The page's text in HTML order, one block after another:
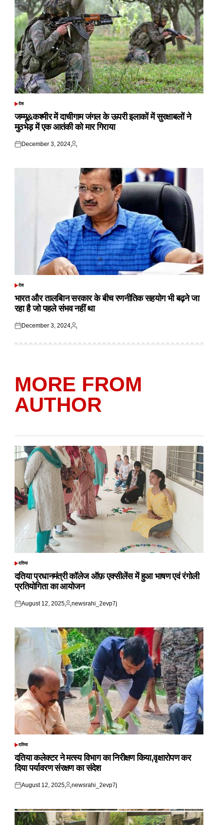
POSTED
देश
जम्मू&कश्मीर में दाचीगाम जंगल के ऊपरी इलाकों में सुरक्षाबलों ने
मुठभेड़ में एक आतंकी को मार गिराया
Posted
December 3, 2024
Posted
POSTED
देश
भारत और तालबिान सरकार के बीच रणनीतिक सहयोग भी बढ़ने जा
रहा है जो पहले संभव नहीं था
Posted
December 3, 2024
Posted
MORE FROM
AUTHOR
POSTED
दतिया
दतिया प्रधानमंत्री कॉलेज ऑफ़ एक्सीलेंस में हुआ भाषण एवं रंगोली
प्रतियोगिता का आयोजन
Posted
August 12, 2025
Posted
newsrahi_2evp7j
POSTED
दतिया
दतिया कलेक्टर ने मत्स्य विभाग का निरीक्षण किया,वृक्षारोपण कर
दिया पर्यावरण संरक्षण का संदेश
Posted
August 12, 2025
Posted
newsrahi_2evp7j